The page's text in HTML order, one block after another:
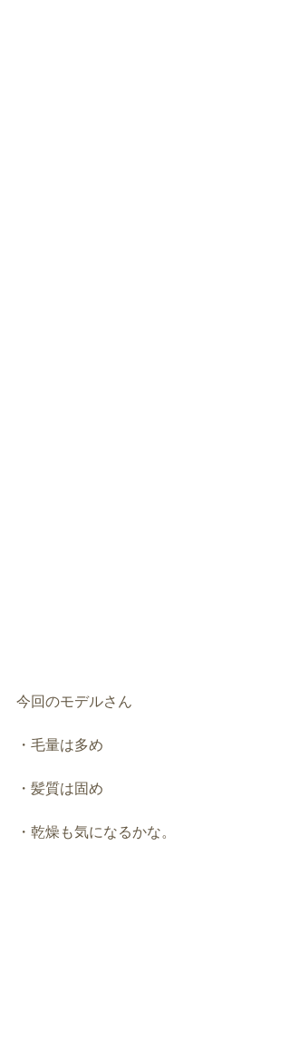
今回のモデルさん
・毛量は多め
・髪質は固め
・乾燥も気になるかな。